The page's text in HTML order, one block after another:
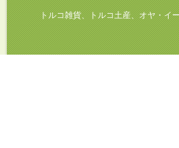
トルコ雑貨、トルコ土産、オヤ・イーネ